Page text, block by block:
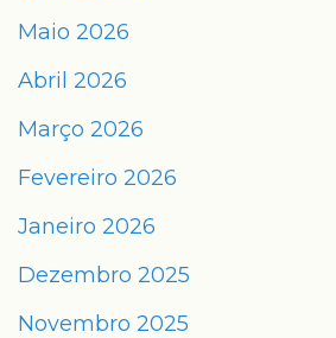
Maio 2026
Abril 2026
Março 2026
Fevereiro 2026
Janeiro 2026
Dezembro 2025
Novembro 2025